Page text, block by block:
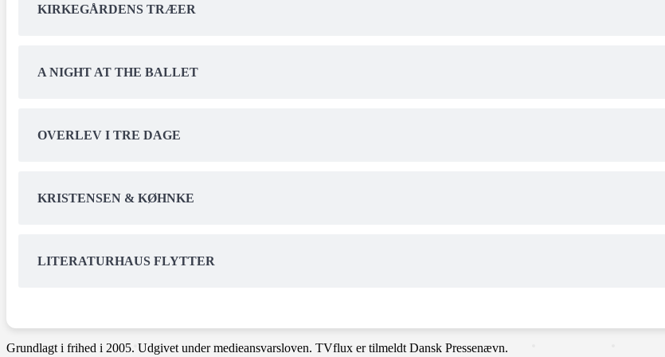
KIRKEGÅRDENS TRÆER
A NIGHT AT THE BALLET
OVERLEV I TRE DAGE
KRISTENSEN & KØHNKE
LITERATURHAUS FLYTTER
Grundlagt i frihed i 2005. Udgivet under medieansvarsloven. TVflux er tilmeldt Dansk Pressenævn.